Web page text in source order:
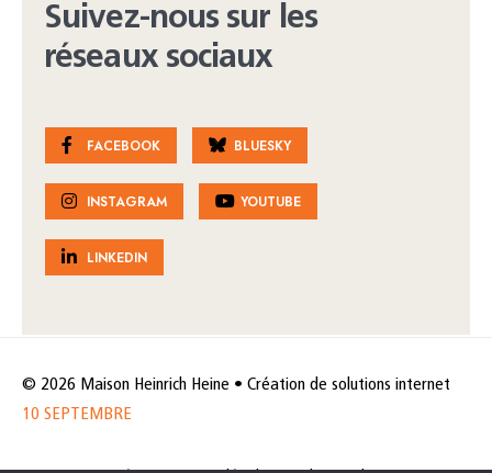
Suivez-nous sur les
réseaux sociaux
FACEBOOK BLUESKY
INSTAGRAM YOUTUBE
LINKEDIN
© 2026 Maison Heinrich Heine • Création de solutions internet
10 SEPTEMBRE